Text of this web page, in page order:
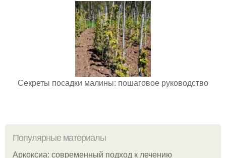
Секреты посадки малины: пошаговое руководство
Популярные материалы
Аркоксиа: современный подход к лечению